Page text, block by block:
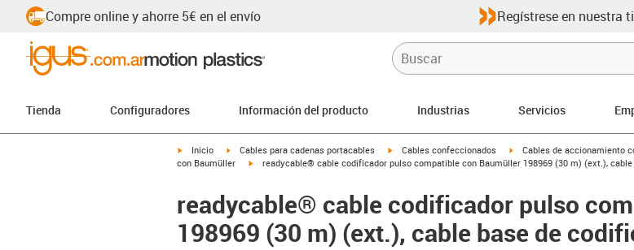
Compre online y ahorre 5€ en el envío Regístrese en nuestra
Tienda Configuradores Información del producto Industrias Servicios
igus-icon-arrow-right
Inicio igus-icon-arrow-right
Cables para cadenas portacables igus-icon-arrow-right
Cables confeccionados igus-icon-arrow-right
Cables de accionamiento
con Baumüller
igus-icon-arrow-right
readycable® cable codificador pulso compatible con Baumüller 198969 (30 m) (ext.),
readycable® cable codificador pulso
198969 (30 m) (ext.), cable base de